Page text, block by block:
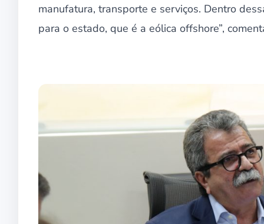
manufatura, transporte e serviços. Dentro
para o estado, que é a eólica offshore”,